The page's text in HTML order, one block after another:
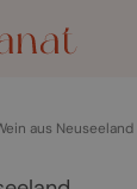
aus Neuseeland